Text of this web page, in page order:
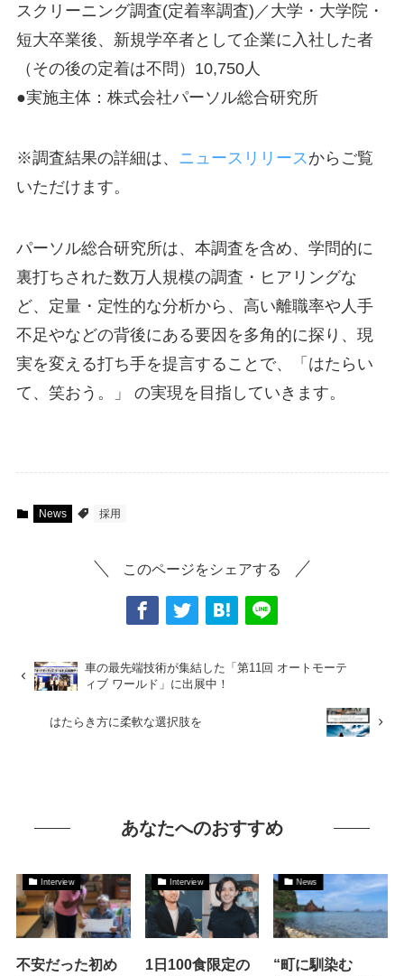
スクリーニング調査(定着率調査)／大学・大学院・
短大卒業後、新規学卒者として企業に入社した者
（その後の定着は不問）10,750人
●実施主体：株式会社パーソル総合研究所
※調査結果の詳細は、 ニュースリリースからご覧
いただけます。
パーソル総合研究所は、本調査を含め、学問的に
裏打ちされた数万人規模の調査・ヒアリングな
ど、定量・定性的な分析から、高い離職率や人手
不足やなどの背後にある要因を多角的に探り、現
実を変える打ち手を提言することで、「はたらい
て、笑おう。」 の実現を目指していきます。
News 採用
このページをシェアする
車の最先端技術が集結した「第11回 オートモーテ
ィブ ワールド」に出展中！
はたらき方に柔軟な選択肢を
あなたへのおすすめ
Interview
不安だった初め
Interview
1日100食限定の
News
“町に馴染む